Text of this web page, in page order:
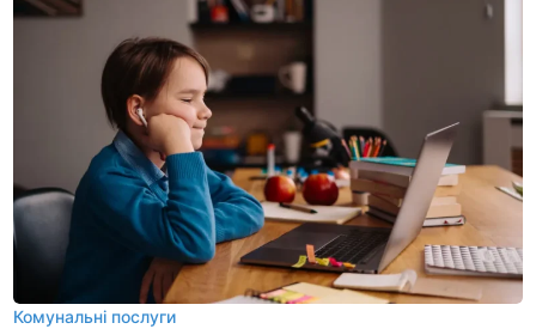
Комунальні послуги